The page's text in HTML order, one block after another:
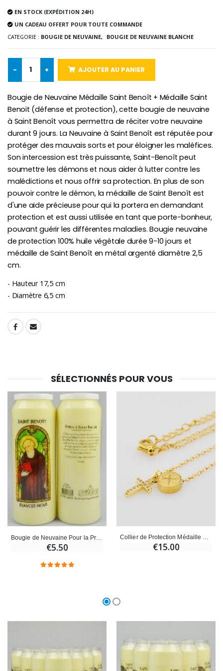
Huile d'Onction
€4.90 €23.00
EN STOCK (EXPÉDITION 24H)
UN CADEAU OFFERT POUR TOUTE COMMANDE
CATEGORIE : BOUGIE DE NEUVAINE, BOUGIE DE NEUVAINE BLANCHE
- + AJOUTER AU PANIER
Bougie de Neuvaine Médaille Saint Benoît + Médaille Saint
Benoit (défense et protection), cette bougie de neuvaine
à Saint Benoît vous permettra de réciter votre neuvaine
durant 9 jours. La Neuvaine à Saint Benoît est réputée pour
protéger des mauvais sorts et pour éloigner les maléfices.
Son intercession est très puissante, Saint-Benoît peut
soumettre les démons et nous aider à lutter contre les
malédictions et nous offrir sa protection. En plus de son
pouvoir contre le démon, la médaille de Saint Benoît est
d'une aide précieuse pour qui la portera en demandant
protection et est aussi utilisée en tant que porte-bonheur,
pouvant guérir les différentes maladies. Bougie neuvaine
de protection 100% huile végétale durée 9-10 jours et
médaille de Saint Benoît en métal argenté diamètre 2,5
cm.
- Hauteur 17,5 cm
- Diamètre 6,5 cm
SHARE:
SÉLECTIONNÉS POUR VOUS
Bougie de Neuvaine Pour la Protection - Saint Benoît
€5.50 €15.00